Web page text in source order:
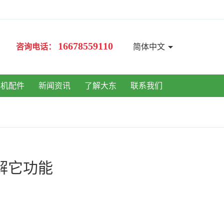
简体中文
咨询电话： 16678559110
配件 新闻资讯 了解大东 联系我们
它功能